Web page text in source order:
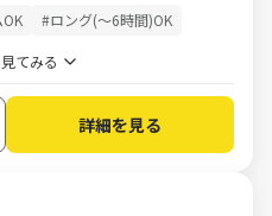
#ロング(～6時間)OK
てみる
詳細を見る